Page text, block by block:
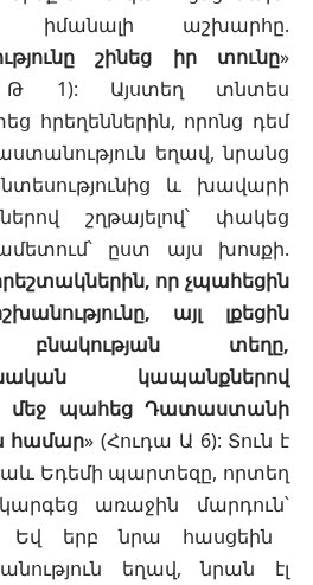
իմանալի աշխարհը.
շինեց իր տունը»
Թ 1): Այստեղ տնտես
հրեղեններին, որոնց դեմ
եղավ, նրանց
և խավարի
շղթայելով՝ փակեց
ըստ այս խոսքի.
որ չպահեցին
այլ լքեցին
բնակության տեղը,
կապանքներով
մեջ պահեց Դատաստանի
համար» (Հուդա Ա 6): Տուն է
Եդեմի պարտեզը, որտեղ
առաջին մարդուն՝
Եվ երբ նրա հասցեին
եղավ, նրան էլ